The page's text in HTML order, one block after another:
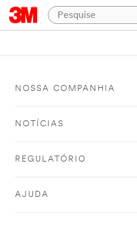
NOSSA COMPANHIA
NOTÍCIAS
REGULATÓRIO
AJUDA